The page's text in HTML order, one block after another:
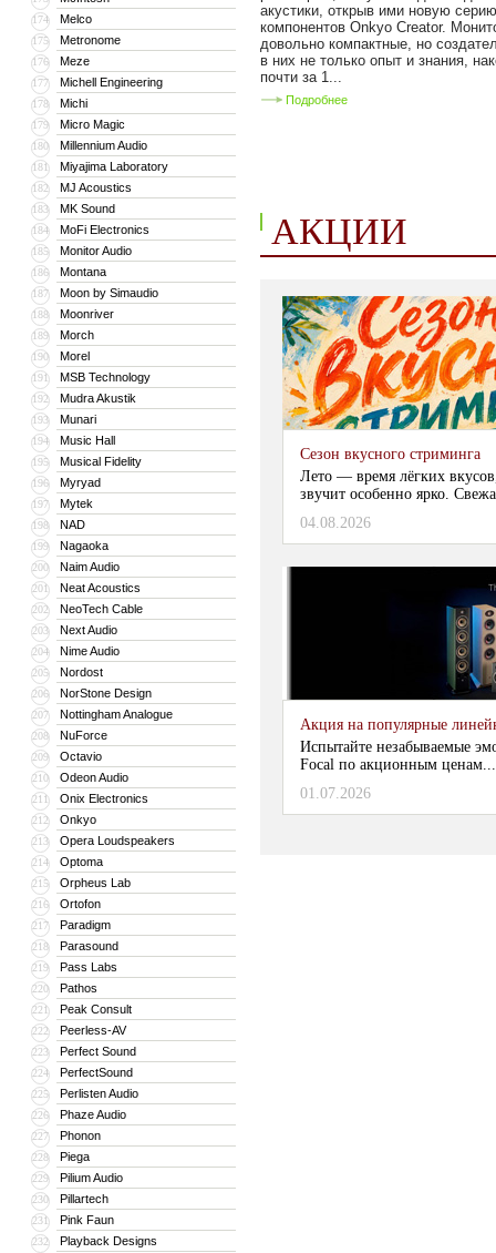
174 Melco
175 Metronome
176 Meze
177 Michell Engineering
178 Michi
179 Micro Magic
180 Millennium Audio
181 Miyajima Laboratory
182 MJ Acoustics
183 MK Sound
184 MoFi Electronics
185 Monitor Audio
186 Montana
187 Moon by Simaudio
188 Moonriver
189 Morch
190 Morel
191 MSB Technology
192 Mudra Akustik
193 Munari
194 Music Hall
195 Musical Fidelity
196 Myryad
197 Mytek
198 NAD
199 Nagaoka
200 Naim Audio
201 Neat Acoustics
202 NeoTech Cable
203 Next Audio
204 Nime Audio
205 Nordost
206 NorStone Design
207 Nottingham Analogue
208 NuForce
209 Octavio
210 Odeon Audio
211 Onix Electronics
212 Onkyo
213 Opera Loudspeakers
214 Optoma
215 Orpheus Lab
216 Ortofon
217 Paradigm
218 Parasound
219 Pass Labs
220 Pathos
221 Peak Consult
222 Peerless-AV
223 Perfect Sound
224 PerfectSound
225 Perlisten Audio
226 Phaze Audio
227 Phonon
228 Piega
229 Pilium Audio
230 Pillartech
231 Pink Faun
232 Playback Designs
акустики, открыв ими новую серию
компонентов Onkyo Creator.
довольно компактные, но
в них не только опыт и знания,
почти за 1...
Подробнее
АКЦИИ
Сезон вкусного стриминга
Лето — время лёгких
звучит особенно ярко.
04.08.2026
Акция на популярные
Испытайте незабываемые
Focal по акционным
01.07.2026